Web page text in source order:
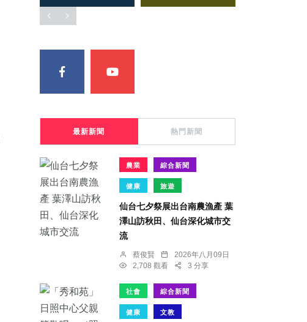
最新新聞 熱門新聞
農業 綜合新聞
健康 旅遊
仙台七夕祭展出台南農漁產 葉
澤山訪秋田、仙台深化城市交
流
蔡俊賢
2026年八月09日
2,708 觀看
3 分享
社會 綜合新聞
健康 文教